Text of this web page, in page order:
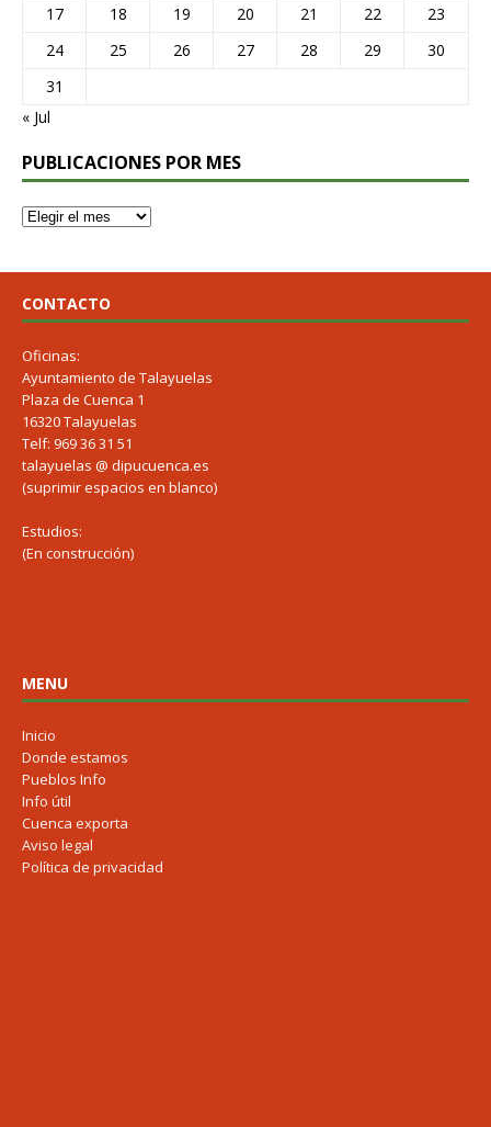
17
18 19 20 21 22
23
24
25 26 27 28 29
30
31
« Jul
PUBLICACIONES POR MES
CONTACTO
Oficinas:
Ayuntamiento de Talayuelas
Plaza de Cuenca 1
16320 Talayuelas
Telf: 969 36 31 51
talayuelas @ dipucuenca.es
(suprimir espacios en blanco)
Estudios:
(En construcción)
MENU
Inicio
Donde estamos
Pueblos Info
Info útil
Cuenca exporta
Aviso legal
Política de privacidad